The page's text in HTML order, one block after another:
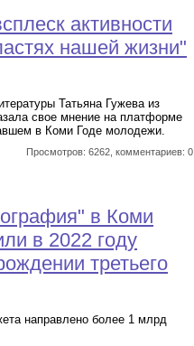
активности
нашей жизни"
Татьяна Гужева из
свое мнение на платформе
в Коми Годе молодежи.
Просмотров: 6262, комментариев: 0
в Коми
в 2022 году
третьего
направлено более 1 млрд